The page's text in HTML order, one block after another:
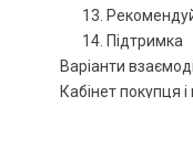
13.
14. Підтримка
Варіанти
Кабінет покупця